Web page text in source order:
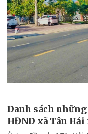
Danh sách
HĐND xã Tân Hải